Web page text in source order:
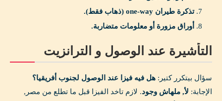
تذكرة طيران one-way (ذهاب فقط).
أوراق مزورة أو معلومات متضاربة.
التأشيرة عند الوصول و الترانزيت
سؤال بيتكرر كتير: هل فيه فيزا عند الوصول لجنوب أفريقيا؟
الإجابة: لأ, ملهاش وجود. لازم تاخد الفيزا قبل ما تطلع من مصر,